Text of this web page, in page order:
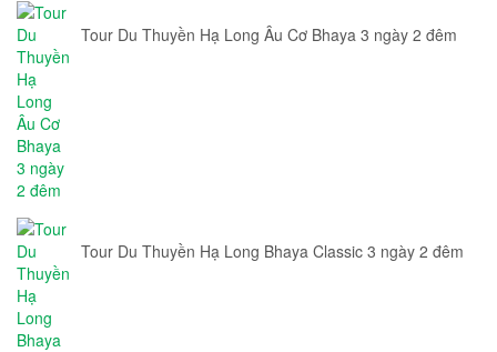
Tour Du Thuyền Hạ Long Âu Cơ Bhaya 3 ngày 2 đêm
Tour Du Thuyền Hạ Long Bhaya Classic 3 ngày 2 đêm